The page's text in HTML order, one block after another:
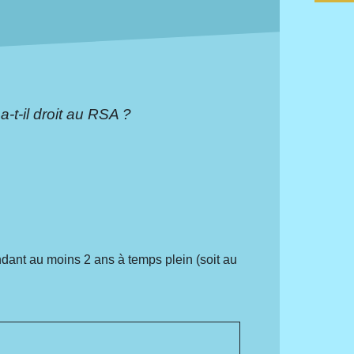
t-il droit au RSA ?
au moins 2 ans à temps plein (soit au